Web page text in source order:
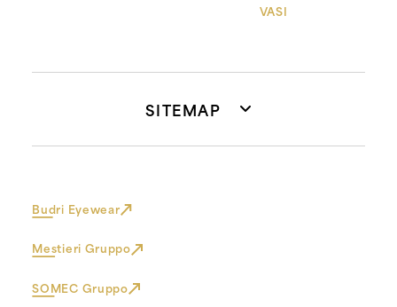
VASI
SITEMAP
Budri Eyewear
Mestieri Gruppo
SOMEC Gruppo